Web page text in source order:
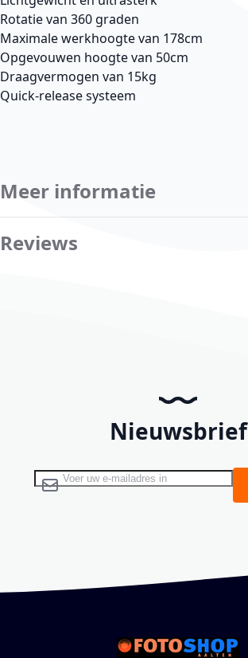
Rotatie van 360 graden
Maximale werkhoogte van 178cm
Opgevouwen hoogte van 50cm
Draagvermogen van 15kg
Quick-release systeem
Meer informatie
Reviews
Nieuwsbrief
Abonneer u op onze nieuwsbrief